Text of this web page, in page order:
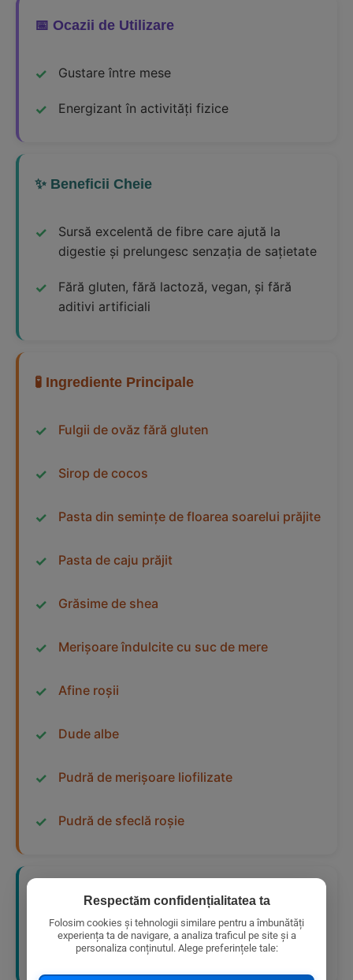
📅 Ocazii de Utilizare
Gustare între mese
Energizant în activități fizice
✨ Beneficii Cheie
Sursă excelentă de fibre care ajută la
digestie și prelungesc senzația de sațietate
Fără gluten, fără lactoză, vegan, și fără
aditivi artificiali
🧪 Ingrediente Principale
Fulgii de ovăz fără gluten
Sirop de cocos
Pasta din semințe de floarea soarelui prăjite
Pasta de caju prăjit
Grăsime de shea
Merișoare îndulcite cu suc de mere
Afine roșii
Dude albe
Pudră de merișoare liofilizate
Pudră de sfeclă roșie
📋 Mod de Utilizare Recomandat
O gustare ideală pentru orice ocazie – școală,
serviciu sau excursie
Respectăm confidențialitatea ta
Folosim cookies și tehnologii similare pentru a îmbunătăți
experiența ta de navigare, a analiza traficul pe site și a
personaliza conținutul. Alege preferințele tale: